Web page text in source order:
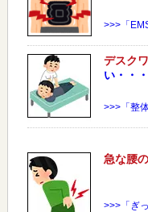
>>>「
デスク
い・・・
>>>「整
急な腰
>>>「ぎ